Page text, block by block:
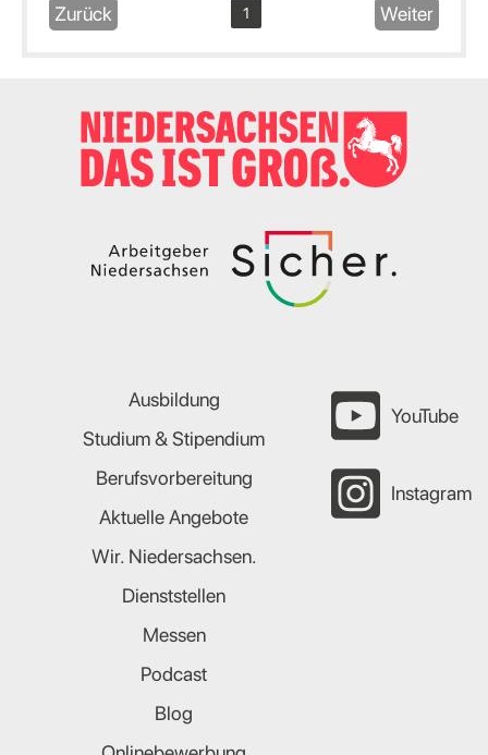
Zurück 1 Weiter
Ausbildung
Studium & Stipendium
Berufsvorbereitung
Aktuelle Angebote
Wir. Niedersachsen.
Dienststellen
Messen
Podcast
Blog
YouTube
Instagram